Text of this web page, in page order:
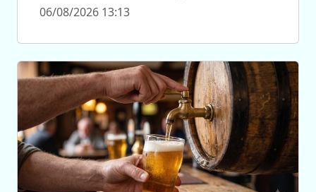
06/08/2026 13:13